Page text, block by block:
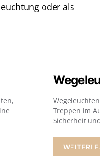
oder als
Treppen im
Sicherheit